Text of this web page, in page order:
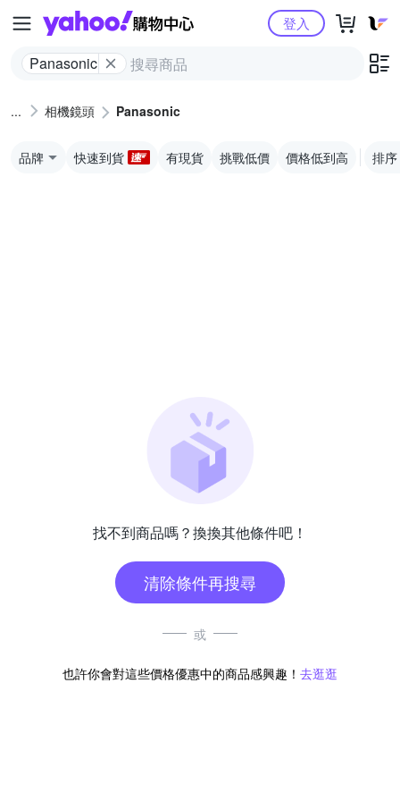
Yahoo購物中心
Panasonic
登入
相機鏡頭 Panasonic
品牌 快速到貨 有現貨 挑戰低價 價格低到高 排序
找不到商品嗎？換換其他條件吧！
清除條件再搜尋
或
也許你會對這些價格優惠中的商品感興趣！ 去逛逛